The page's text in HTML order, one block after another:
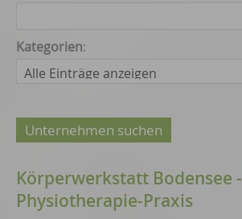
Kategorien:
Körperwerkstatt Bodensee -
Physiotherapie-Praxis